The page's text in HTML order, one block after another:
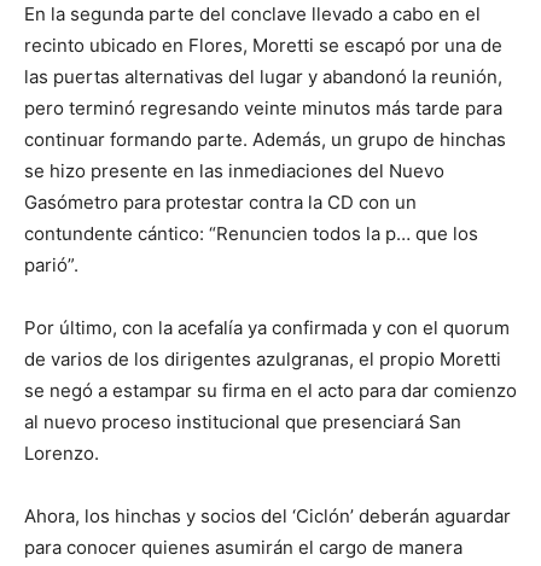
En la segunda parte del conclave llevado a cabo en el
recinto ubicado en Flores, Moretti se escapó por una de
las puertas alternativas del lugar y abandonó la reunión,
pero terminó regresando veinte minutos más tarde para
continuar formando parte. Además, un grupo de hinchas
se hizo presente en las inmediaciones del Nuevo
Gasómetro para protestar contra la CD con un
contundente cántico: “Renuncien todos la p… que los
parió”.
Por último, con la acefalía ya confirmada y con el quorum
de varios de los dirigentes azulgranas, el propio Moretti
se negó a estampar su firma en el acto para dar comienzo
al nuevo proceso institucional que presenciará San
Lorenzo.
Ahora, los hinchas y socios del ‘Ciclón’ deberán aguardar
para conocer quienes asumirán el cargo de manera